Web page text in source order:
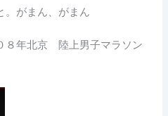
。がまん、がまん
８年北京 陸上男子マラソン